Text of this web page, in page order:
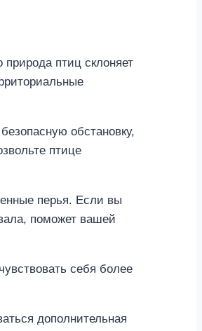
птиц склоняет
обстановку,
птице
перья. Если вы
поможет вашей
себя более
дополнительная